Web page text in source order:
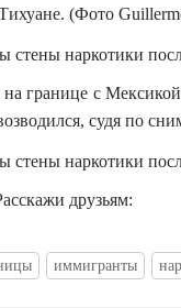
(Фото
на границе с
судя по
друзьям:
иммигранты